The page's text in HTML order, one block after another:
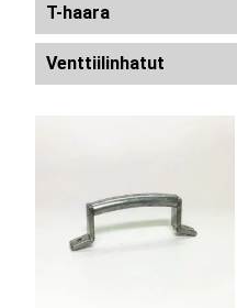
T-haara
Venttiilinhatut